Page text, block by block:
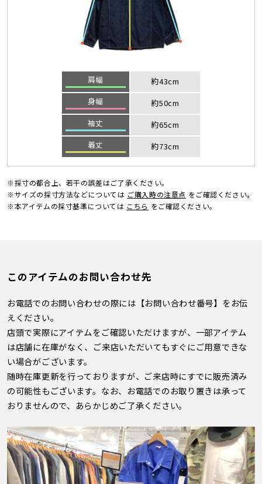
肩幅
約43cm
身幅
約50cm
袖丈
約65cm
着丈
約73cm
※採寸の都合上、若干の誤差はご了承ください。
※サイズの採寸方法などについては ご購入時の注意点 をご確認ください。
※本アイテムの採寸基準については こちら をご確認ください。
このアイテムのお問い合わせ先
お電話でのお問い合わせの際には【お問い合わせ番号】をお伝
えください。
店頭で実際にアイテムをご確認いただけますが、一部アイテム
は店舗に在庫がなく、ご来店いただいてもすぐにご用意できな
い場合がございます。
随時在庫更新を行っておりますが、ご来店時にすでに販売済み
の可能性もございます。なお、お電話でのお取り置きは承って
おりませんので、あらかじめご了承ください。